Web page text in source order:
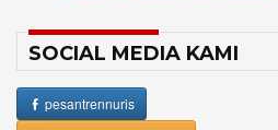
SOCIAL MEDIA KAMI
pesantrennuris